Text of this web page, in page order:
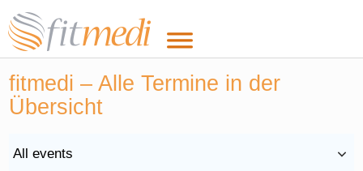
fitmedi – Alle Termine in der
Übersicht